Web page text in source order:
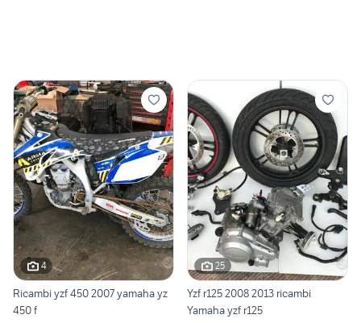
4
Ricambi yzf 450 2007 yamaha yz
450 f
25
Yzf r125 2008 2013 ricambi
Yamaha yzf r125